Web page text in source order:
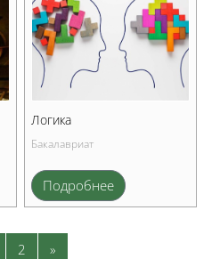
Логика
Бакалавриат
Подробнее
Страница 1
2 Страница 2
»Следующая страница